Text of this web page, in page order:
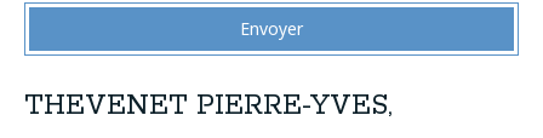
Envoyer
THEVENET PIERRE-YVES,